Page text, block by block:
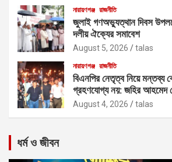
নারায়ণগঞ্জ রাজনীতি
জুলাই গণঅভ্যুত্থান দিবস
দলীয় ঐক্যের সমাবেশ
August 5, 2026 talas
নারায়ণগঞ্জ রাজনীতি
বিএনপির নেতৃত্ব নিয়ে মন্তব্য
গ্রহণযোগ্য নয়: জহির আহমেদ
August 4, 2026 talas
ধর্ম ও জীবন